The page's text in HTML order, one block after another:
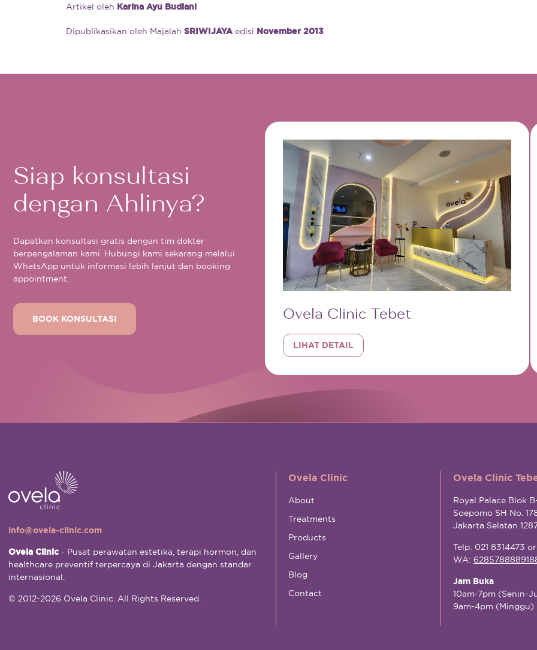
Artikel oleh Karina Ayu Budiani
Dipublikasikan oleh Majalah SRIWIJAYAedisi November 2013
Siap konsultasi
dengan Ahlinya?
Dapatkan konsultasi gratis dengan tim dokter
berpengalaman kami. Hubungi kami sekarang melalui
WhatsApp untuk informasi lebih lanjut dan booking
appointment.
BOOK KONSULTASI Ovela Clinic Tebet
LIHAT DETAIL
info@ovela-clinic.com
Ovela Clinic - Pusat perawatan estetika, terapi hormon, dan
healthcare preventif terpercaya di Jakarta dengan standar
internasional.
© 2012-2026 Ovela Clinic. All Rights Reserved.
Ovela Clinic
About
Treatments
Products
Gallery
Blog
Contact
Ovela Clinic
Royal Palace Blok
Soepomo SH No.
Jakarta Selatan
Telp: 021 8314473
WA:
Jam Buka
10am-7pm (Senin-
9am-4pm (Minggu)